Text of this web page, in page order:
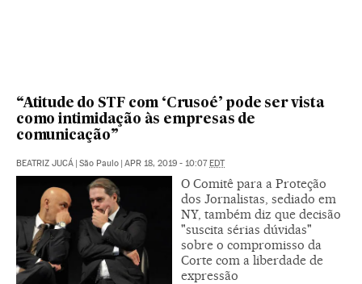
“Atitude do STF com ‘Crusoé’ pode ser vista
como intimidação às empresas de
comunicação”
BEATRIZ JUCÁ | São Paulo | APR 18, 2019 - 10:07EDT
O Comitê para a Proteção
dos Jornalistas, sediado em
NY, também diz que decisão
"suscita sérias dúvidas"
sobre o compromisso da
Corte com a liberdade de
expressão